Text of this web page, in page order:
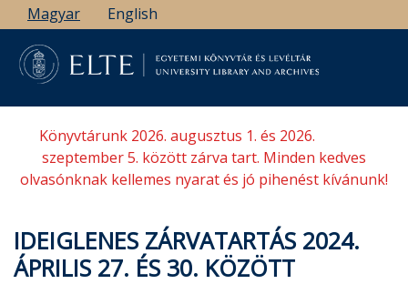
Ugrás
a
tartalomra
Magyar English
Könyvtárunk 2026. augusztus 1. és 2026.
szeptember 5. között zárva tart. Minden kedves
olvasónknak kellemes nyarat és jó pihenést kívánunk!
IDEIGLENES ZÁRVATARTÁS 2024.
ÁPRILIS 27. ÉS 30. KÖZÖTT